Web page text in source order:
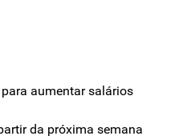
aumentar salários
da próxima semana